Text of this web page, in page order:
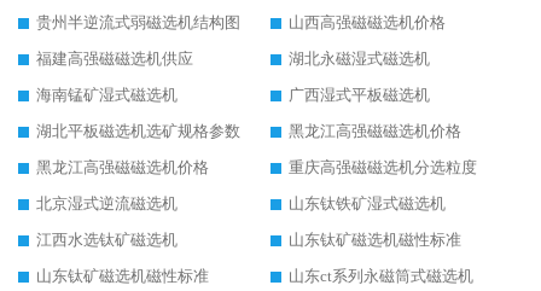
贵州半逆流式弱磁选机结构图
山西高强磁磁选机价格
福建高强磁磁选机供应
湖北永磁湿式磁选机
海南锰矿湿式磁选机
广西湿式平板磁选机
湖北平板磁选机选矿规格参数
黑龙江高强磁磁选机价格
黑龙江高强磁磁选机价格
重庆高强磁磁选机分选粒度
北京湿式逆流磁选机
山东钛铁矿湿式磁选机
江西水选钛矿磁选机
山东钛矿磁选机磁性标准
山东钛矿磁选机磁性标准
山东ct系列永磁筒式磁选机